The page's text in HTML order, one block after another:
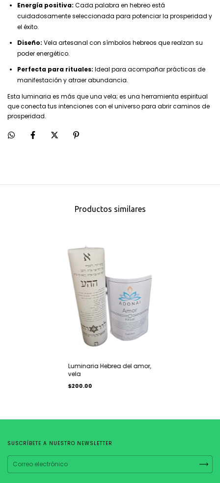
Energía positiva: Cada palabra en hebreo está
cuidadosamente seleccionada para potenciar la prosperidad y
el éxito.
Diseño: Vela artesanal con símbolos hebreos que realzan su
poder energético.
Perfecta para rituales: Ideal para acompañar prácticas de
manifestación y atraer abundancia.
Esta luminaria es más que una vela; es una herramienta espiritual
que conecta tus intenciones con el universo para abrir caminos de
prosperidad.
Productos similares
Luminaria Hebrea del amor,
vela
$200.00
SUSCRÍBETE A NUESTRO NEWSLETTER